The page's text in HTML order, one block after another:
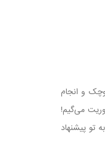
و انجام
می‌گیم!
تو پیشنهاد